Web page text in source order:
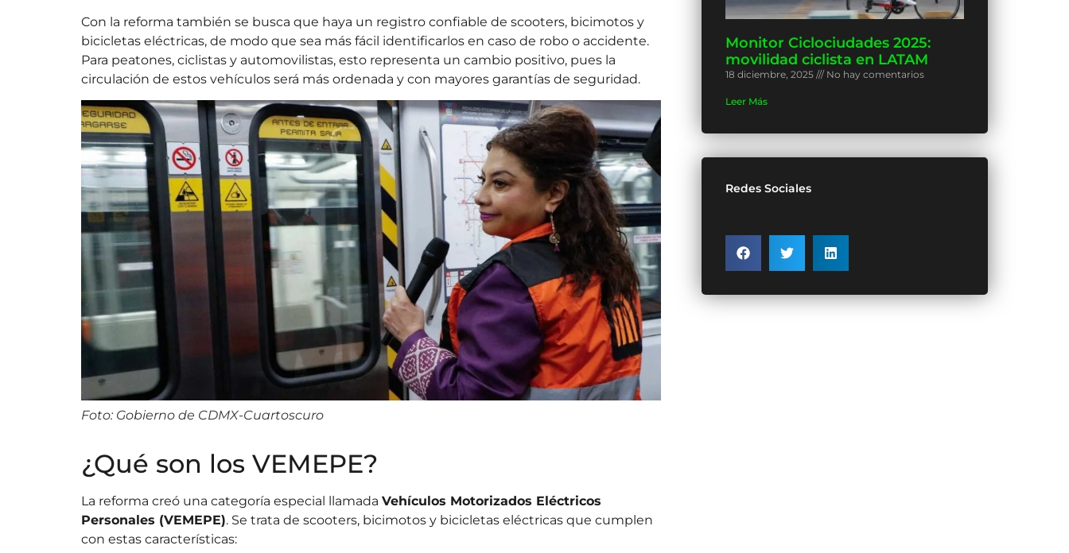
Con la reforma también se busca que haya un registro confiable de scooters, bicimotos y
bicicletas eléctricas, de modo que sea más fácil identificarlos en caso de robo o accidente.
Para peatones, ciclistas y automovilistas, esto representa un cambio positivo, pues la
circulación de estos vehículos será más ordenada y con mayores garantías de seguridad.
Foto: Gobierno de CDMX-Cuartoscuro
¿Qué son los VEMEPE?
La reforma creó una categoría especial llamada Vehículos Motorizados Eléctricos
Personales (VEMEPE). Se trata de scooters, bicimotos y bicicletas eléctricas que cumplen
con estas características:
Monitor Ciclociudades 2025:
movilidad ciclista en LATAM
18 diciembre, 2025 No hay comentarios
Leer Más
Redes Sociales